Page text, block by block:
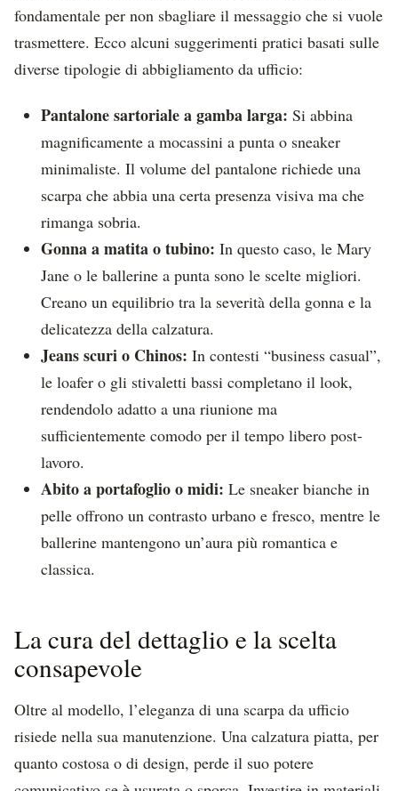
fondamentale per non sbagliare il messaggio che si vuole
trasmettere. Ecco alcuni suggerimenti pratici basati sulle
diverse tipologie di abbigliamento da ufficio:
Pantalone sartoriale a gamba larga: Si abbina
magnificamente a mocassini a punta o sneaker
minimaliste. Il volume del pantalone richiede una
scarpa che abbia una certa presenza visiva ma che
rimanga sobria.
Gonna a matita o tubino: In questo caso, le Mary
Jane o le ballerine a punta sono le scelte migliori.
Creano un equilibrio tra la severità della gonna e la
delicatezza della calzatura.
Jeans scuri o Chinos: In contesti “business casual”,
le loafer o gli stivaletti bassi completano il look,
rendendolo adatto a una riunione ma
sufficientemente comodo per il tempo libero post-
lavoro.
Abito a portafoglio o midi: Le sneaker bianche in
pelle offrono un contrasto urbano e fresco, mentre le
ballerine mantengono un’aura più romantica e
classica.
La cura del dettaglio e la scelta
consapevole
Oltre al modello, l’eleganza di una scarpa da ufficio
risiede nella sua manutenzione. Una calzatura piatta, per
quanto costosa o di design, perde il suo potere